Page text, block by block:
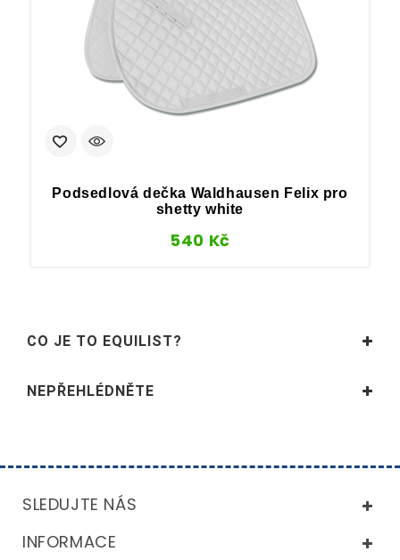
Podsedlová dečka Waldhausen Felix pro
shetty white
540 Kč
CO JE TO EQUILIST?
NEPŘEHLÉDNĚTE
SLEDUJTE NÁS
INFORMACE